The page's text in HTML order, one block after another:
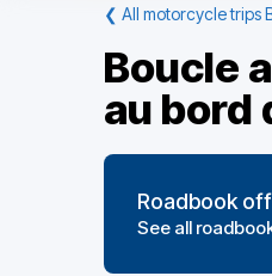
❮ All motorcycle trips
Boucle
au bord
Roadbook
See all